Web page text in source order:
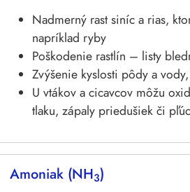
Nadmerný rast siníc a rias,
napríklad ryby
Poškodenie rastlín – listy
Zvýšenie kyslosti pôdy a
U vtákov a cicavcov môžu
tlaku, zápaly priedušiek či pľúc
Amoniak (NH3)